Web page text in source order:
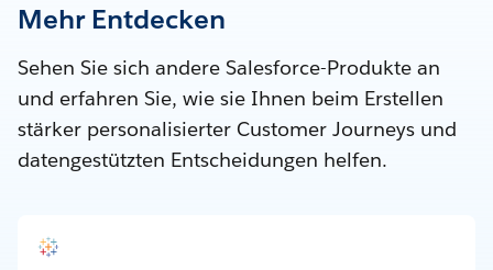
Mehr Entdecken
Sehen Sie sich andere Salesforce-Produkte an
und erfahren Sie, wie sie Ihnen beim Erstellen
stärker personalisierter Customer Journeys und
datengestützten Entscheidungen helfen.